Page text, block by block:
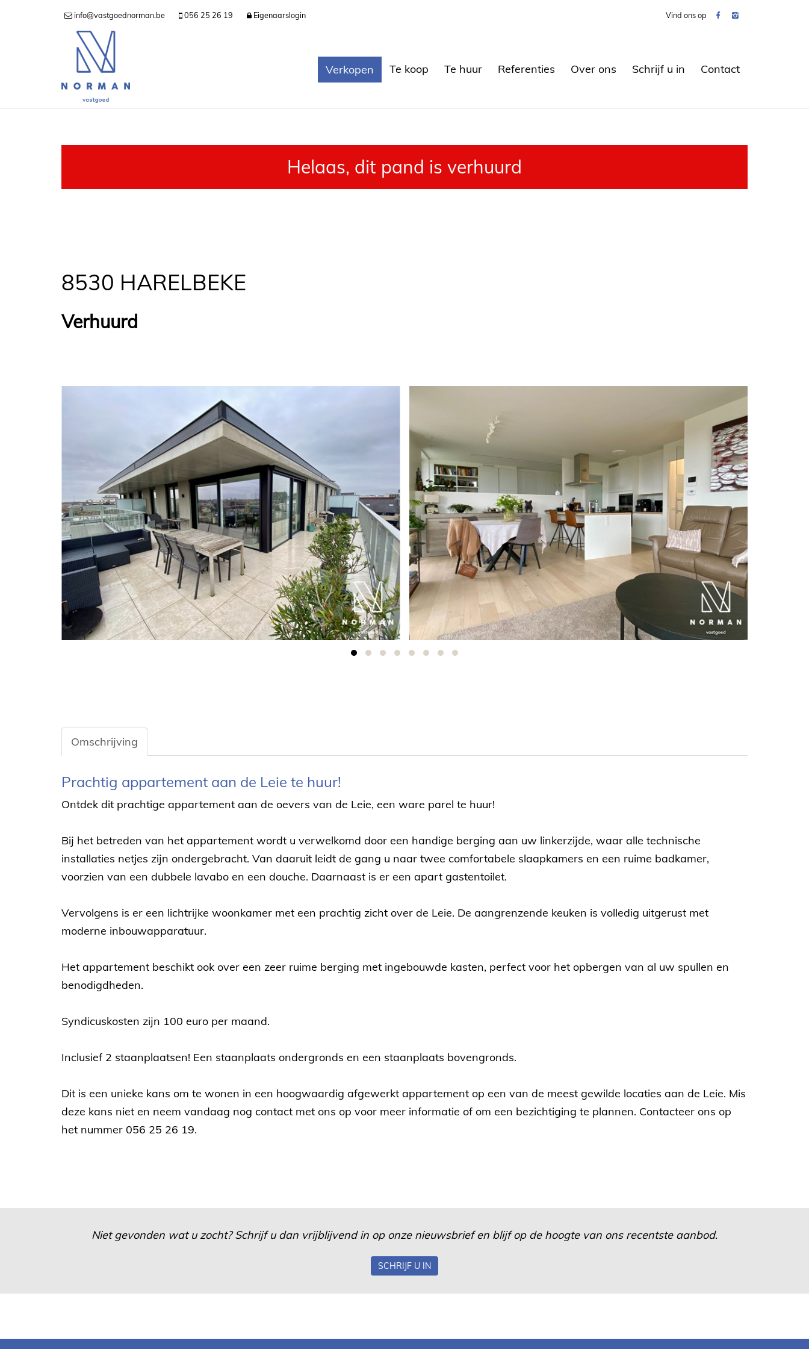
info@vastgoednorman.be 056 25 26 19 Eigenaarslogin Vind ons op
Verkopen Te koop Te huur Referenties Over ons Schrijf u in Contact
Helaas, dit pand is verhuurd
8530 HARELBEKE
Verhuurd
Omschrijving
Omschrijving
Prachtig appartement aan de Leie te huur!
Ontdek dit prachtige appartement aan de oevers van de Leie, een ware parel te huur!
Bij het betreden van het appartement wordt u verwelkomd door een handige berging aan uw linkerzijde, waar alle technische
installaties netjes zijn ondergebracht. Van daaruit leidt de gang u naar twee comfortabele slaapkamers en een ruime badkamer,
voorzien van een dubbele lavabo en een douche. Daarnaast is er een apart gastentoilet.
Vervolgens is er een lichtrijke woonkamer met een prachtig zicht over de Leie. De aangrenzende keuken is volledig uitgerust met
moderne inbouwapparatuur.
Het appartement beschikt ook over een zeer ruime berging met ingebouwde kasten, perfect voor het opbergen van al uw spullen en
benodigdheden.
Syndicuskosten zijn 100 euro per maand.
Inclusief 2 staanplaatsen! Een staanplaats ondergronds en een staanplaats bovengronds.
Dit is een unieke kans om te wonen in een hoogwaardig afgewerkt appartement op een van de meest gewilde locaties aan de Leie. Mis
deze kans niet en neem vandaag nog contact met ons op voor meer informatie of om een bezichtiging te plannen. Contacteer ons op
het nummer 056 25 26 19.
Niet gevonden wat u zocht? Schrijf u dan vrijblijvend in op onze nieuwsbrief en blijf op de hoogte van ons recentste aanbod.
SCHRIJF U IN